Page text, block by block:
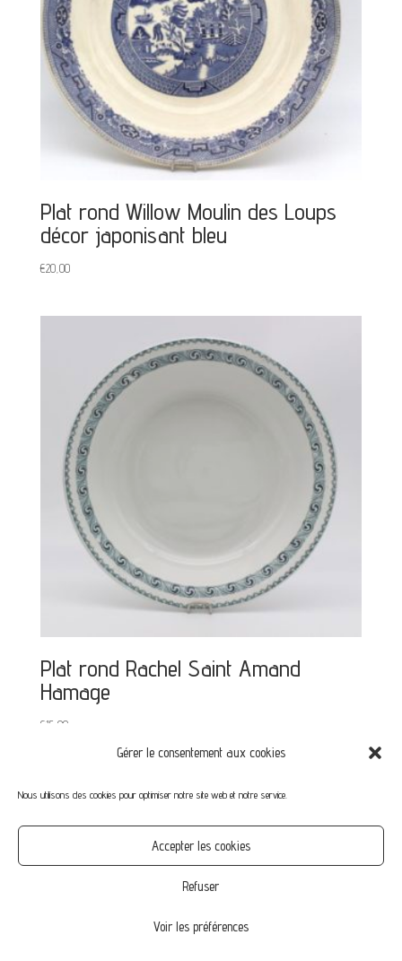
Gérer le consentement aux cookies
Nous utilisons des cookies pour optimiser notre site web et notre service.
Accepter les cookies
Refuser
Voir les préférences
Plat rond Willow Moulin des Loups
décor japonisant bleu
€20,00
Plat rond Rachel Saint Amand
Hamage
€15,00
Mot de passe perdu